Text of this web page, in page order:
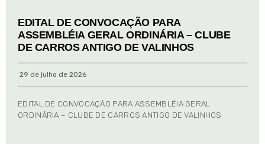
EDITAL DE CONVOCAÇÃO PARA
ASSEMBLÉIA GERAL ORDINÁRIA – CLUBE
DE CARROS ANTIGO DE VALINHOS
29 de julho de 2026
EDITAL DE CONVOCAÇÃO PARA ASSEMBLÉIA GERAL
ORDINÁRIA – CLUBE DE CARROS ANTIGO DE VALINHOS